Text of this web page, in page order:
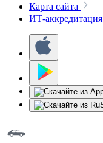
Карта сайта
ИТ-аккредитация